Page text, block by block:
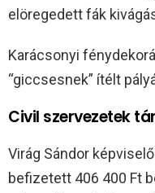
elöregedett fák
Karácsonyi
“giccsesnek” ítélt
Civil szervezetek
Virág Sándor
befizetett 406 400 Ft